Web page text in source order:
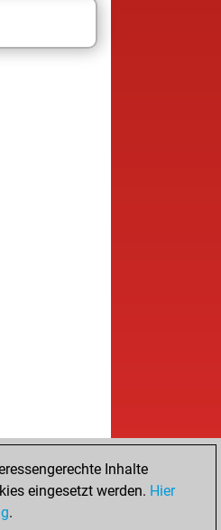
Inhalte
eingesetzt werden. Hier
.